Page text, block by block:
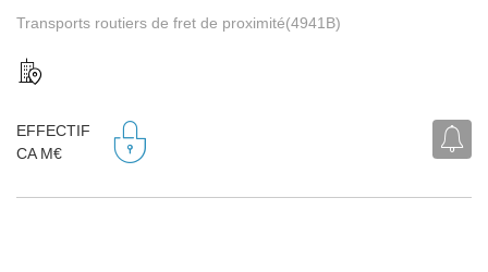
Transports routiers de fret de proximité(4941B)
EFFECTIF
CA M€